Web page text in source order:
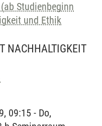
Studienbeginn
und Ethik
NACHHALTIGKEIT
09:15 - Do,